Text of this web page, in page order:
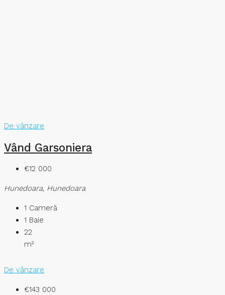
De vânzare
Vând Garsoniera
€12 000
Hunedoara, Hunedoara
1 Cameră
1 Baie
22
m²
De vânzare
€143 000